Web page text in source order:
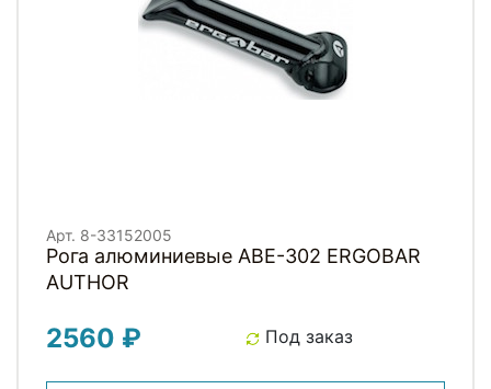
Арт. 8-33152005
Рога алюминиевые ABE-302 ERGOBAR
AUTHOR
2560 ₽ Под заказ